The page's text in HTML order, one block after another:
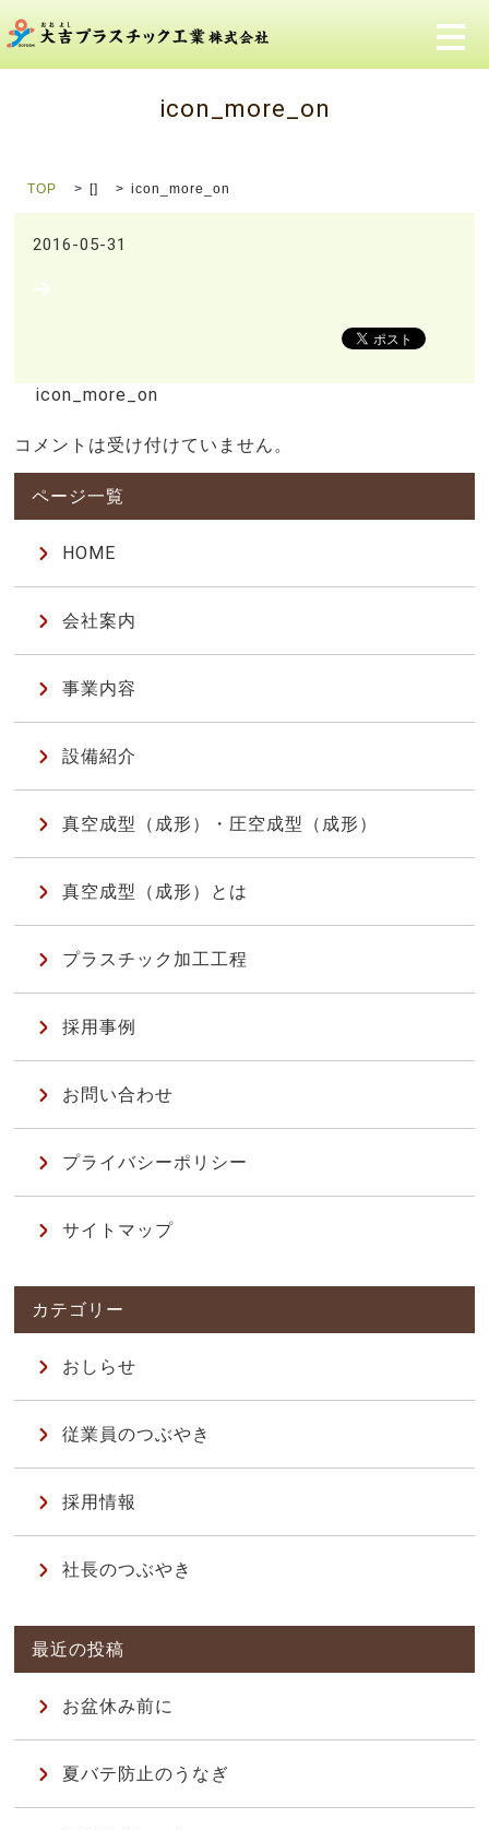
メ
icon_more_on
TOP [] icon_more_on
2016-05-31
icon_more_on
コメントは受け付けていません。
HOME
会社案内
事業内容
設備紹介
真空成型（成形）・圧空成型（成形）
真空成型（成形）とは
プラスチック加工工程
採用事例
お問い合わせ
プライバシーポリシー
サイトマップ
おしらせ
従業員のつぶやき
採用情報
社長のつぶやき
お盆休み前に
夏バテ防止のうなぎ